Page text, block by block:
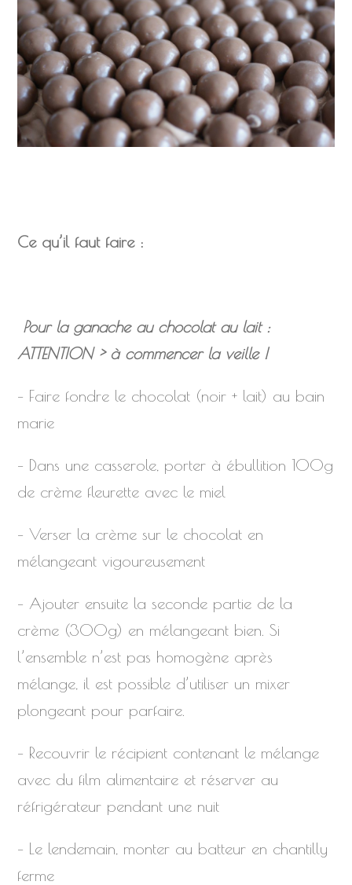
Ce qu’il faut faire :
Pour la ganache au chocolat au lait :
ATTENTION > à commencer la veille !
– Faire fondre le chocolat (noir + lait) au bain
marie
– Dans une casserole, porter à ébullition 100g
de crème fleurette avec le miel
– Verser la crème sur le chocolat en
mélangeant vigoureusement
– Ajouter ensuite la seconde partie de la
crème (300g) en mélangeant bien. Si
l’ensemble n’est pas homogène après
mélange, il est possible d’utiliser un mixer
plongeant pour parfaire.
– Recouvrir le récipient contenant le mélange
avec du film alimentaire et réserver au
réfrigérateur pendant une nuit
– Le lendemain, monter au batteur en chantilly
ferme